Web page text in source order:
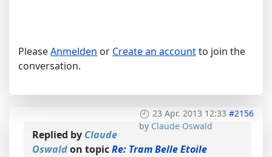
PleaseAnmelden or Create an accountto join the
conversation.
23 Apr. 2013 12:33 #2156
by Claude Oswald
Replied by Claude
Oswaldon topicRe: Tram Belle Etoile